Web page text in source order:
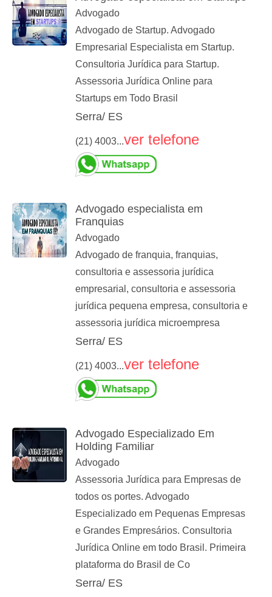
Advogado
Advogado de Startup. Advogado
Empresarial Especialista em Startup.
Consultoria Jurídica para Startup.
Assessoria Jurídica Online para
Startups em Todo Brasil
Serra/ ES
(21) 4003...ver telefone
Advogado especialista em
Franquias
Advogado
Advogado de franquia, franquias,
consultoria e assessoria jurídica
empresarial, consultoria e assessoria
jurídica pequena empresa, consultoria e
assessoria jurídica microempresa
Serra/ ES
(21) 4003...ver telefone
Advogado Especializado Em
Holding Familiar
Advogado
Assessoria Jurídica para Empresas de
todos os portes. Advogado
Especializado em Pequenas Empresas
e Grandes Empresários. Consultoria
Jurídica Online em todo Brasil. Primeira
plataforma do Brasil de Co
Serra/ ES